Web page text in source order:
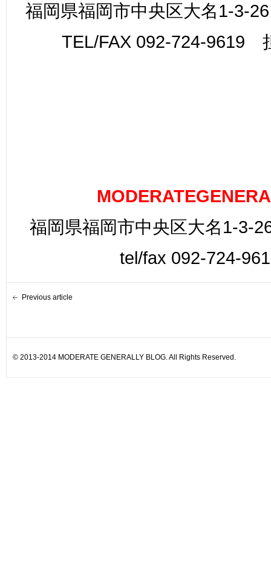
福岡県福岡市中央区大名1-3-
TEL/FAX 092-724-9619
福岡県福岡市中央区大名1-3-
tel/fax 092-724-
Previous article
© 2013-2014 MODERATE GENERALLY BLOG. All Rights Reserved.